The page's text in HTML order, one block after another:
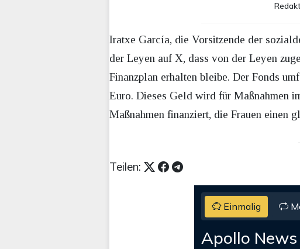
Iratxe García, die Vorsitzende der
der Leyen auf X, dass von der Leyen
Finanzplan erhalten bleibe. Der Fonds
Euro. Dieses Geld wird für Maßnahmen
Maßnahmen finanziert, die Frauen einen
Teilen:
Einmalig
Apollo